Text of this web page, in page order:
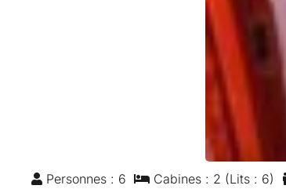
Personnes : 6 Cabines : 2 (Lits : 6)